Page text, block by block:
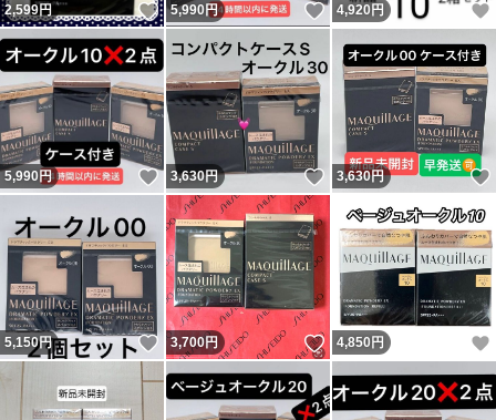
2,599円 いいね！
5,990円 いいね！
4,920 円
5,990円 いいね！
3,630円 いいね！
3,630円
5,150円 いいね！
3,700円 いいね！
4,850 円